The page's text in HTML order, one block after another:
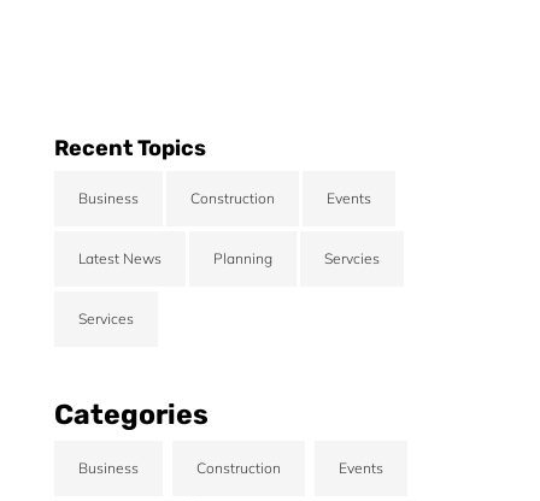
Contact us
consectetur diam. In rutrum, metus id
CONTACT US
Recent Topics
Business Construction Events
Latest News Planning Servcies
Services
Categories
Business Construction Events